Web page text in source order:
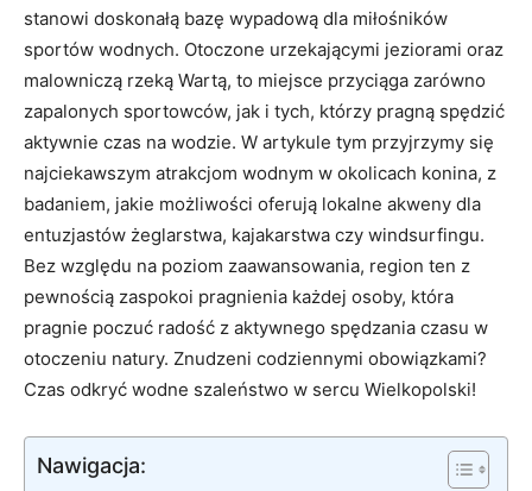
stanowi doskonałą bazę wypadową dla miłośników
sportów wodnych. Otoczone urzekającymi jeziorami oraz
malowniczą rzeką Wartą, to miejsce przyciąga zarówno
zapalonych sportowców, jak i tych, którzy pragną spędzić
aktywnie czas na wodzie. W artykule tym przyjrzymy się
najciekawszym atrakcjom wodnym w okolicach konina, z
badaniem, jakie możliwości oferują lokalne akweny dla
entuzjastów żeglarstwa, kajakarstwa czy windsurfingu.
Bez względu na poziom zaawansowania, region ten z
pewnością zaspokoi pragnienia każdej osoby, która
pragnie poczuć radość z aktywnego spędzania czasu w
otoczeniu natury. Znudzeni codziennymi obowiązkami?
Czas odkryć wodne szaleństwo w sercu Wielkopolski!
Nawigacja: